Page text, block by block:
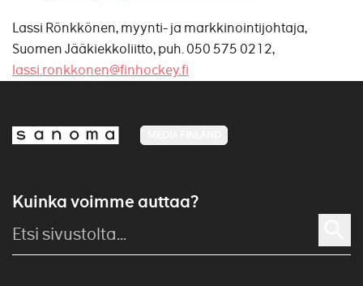
Lassi Rönkkönen, myynti- ja markkinointijohtaja,
Suomen Jääkiekkoliitto, puh. 050 575 0212,
lassi.ronkkonen@finhockey.fi
Kuinka voimme auttaa?